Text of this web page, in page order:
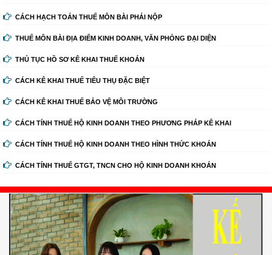
CÁCH HẠCH TOÁN THUẾ MÔN BÀI PHẢI NỘP
THUẾ MÔN BÀI ĐỊA ĐIỂM KINH DOANH, VĂN PHÒNG ĐẠI DIỆN
THỦ TỤC HỒ SƠ KÊ KHAI THUẾ KHOÁN
CÁCH KÊ KHAI THUẾ TIÊU THỤ ĐẶC BIỆT
CÁCH KÊ KHAI THUẾ BẢO VỆ MÔI TRƯỜNG
CÁCH TÍNH THUẾ HỘ KINH DOANH THEO PHƯƠNG PHÁP KÊ KHAI
CÁCH TÍNH THUẾ HỘ KINH DOANH THEO HÌNH THỨC KHOÁN
CÁCH TÍNH THUẾ GTGT, TNCN CHO HỘ KINH DOANH KHOÁN